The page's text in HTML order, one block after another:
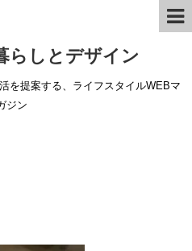
らしとデザイン
を提案する、ライフスタイルWEBマ
ジン